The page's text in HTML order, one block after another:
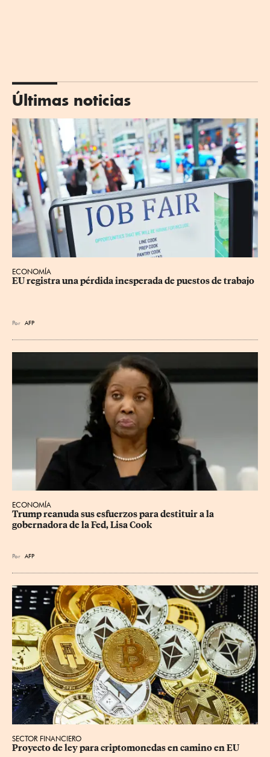
Últimas noticias
ECONOMÍA
EU registra una pérdida inesperada de puestos de trabajo
Por AFP
ECONOMÍA
Trump reanuda sus esfuerzos para destituir a la
gobernadora de la Fed, Lisa Cook
Por AFP
SECTOR FINANCIERO
Proyecto de ley para criptomonedas en camino en EU